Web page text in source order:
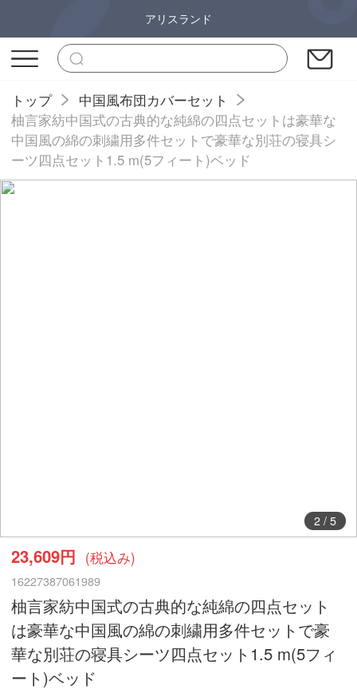
アリスランド
トップ
中国風布団カバーセット
柚言家紡中国式の古典的な純綿の四点セットは豪華な
中国風の綿の刺繍用多件セットで豪華な別荘の寝具シ
ーツ四点セット1.5 m(5フィート)ベッド
2/ 5
23,609円 (税込み)
16227387061989
柚言家紡中国式の古典的な純綿の四点セット
は豪華な中国風の綿の刺繍用多件セットで豪
華な別荘の寝具シーツ四点セット1.5 m(5フィ
ート)ベッド